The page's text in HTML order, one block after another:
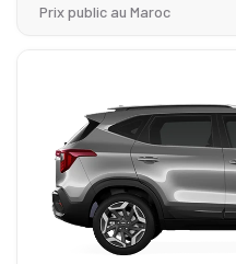
Prix public au Maroc